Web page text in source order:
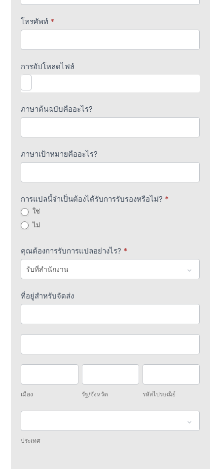
โทรศัพท์ *
การอัปโหลดไฟล์
ภาษาต้นฉบับคืออะไร?
ภาษาเป้าหมายคืออะไร?
การแปลนี้จำเป็นต้องได้รับการรับรองหรือไม่? *
ใช่
ไม่
คุณต้องการรับการแปลอย่างไร? *
ที่อยู่สำหรับจัดส่ง
อยู่
สำหรับ
ส่ง
อยู่
สำหรับ
ส่ง
เมือง
จังหวัด
รัฐ/จังหวัด
ไปรษณีย์
รหัสไปรษณีย์
ประเทศ